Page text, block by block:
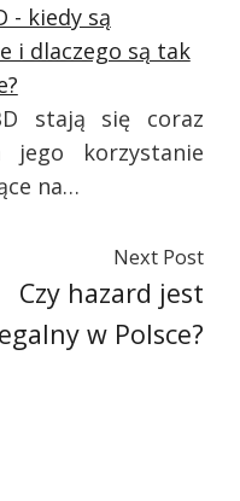
- kiedy są
i dlaczego są tak
stają się coraz
jego korzystanie
na…
Next Post
Czy hazard jest
w Polsce?